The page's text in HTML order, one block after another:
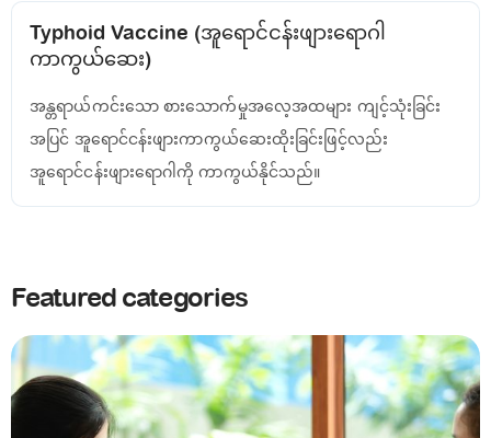
Featured categories
Typhoid Vaccine (အူရောင်ငန်းဖျားရောဂါ
ကာကွယ်ဆေး)
အန္တရာယ်ကင်းသော စားသောက်မှုအလေ့အထများ ကျင့်သုံးခြင်း
အပြင် အူရောင်ငန်းဖျားကာကွယ်ဆေးထိုးခြင်းဖြင့်လည်း
အူရောင်ငန်းဖျားရောဂါကို ကာကွယ်နိုင်သည်။